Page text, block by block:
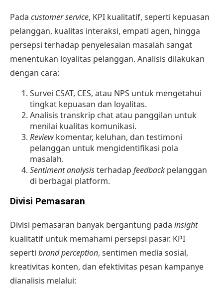
Pada customer service, KPI kualitatif, seperti kepuasan
pelanggan, kualitas interaksi, empati agen, hingga
persepsi terhadap penyelesaian masalah sangat
menentukan loyalitas pelanggan. Analisis dilakukan
dengan cara:
Survei CSAT, CES, atau NPS untuk mengetahui
tingkat kepuasan dan loyalitas.
Analisis transkrip chat atau panggilan untuk
menilai kualitas komunikasi.
Review komentar, keluhan, dan testimoni
pelanggan untuk mengidentifikasi pola
masalah.
Sentiment analysisterhadap feedback pelanggan
di berbagai platform.
Divisi Pemasaran
Divisi pemasaran banyak bergantung pada insight
kualitatif untuk memahami persepsi pasar. KPI
seperti brand perception, sentimen media sosial,
kreativitas konten, dan efektivitas pesan kampanye
dianalisis melalui: